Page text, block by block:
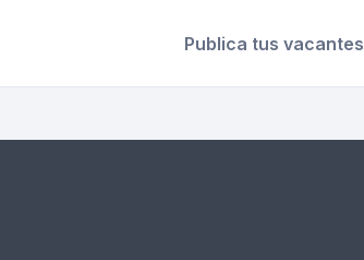
Publica tus vacantes